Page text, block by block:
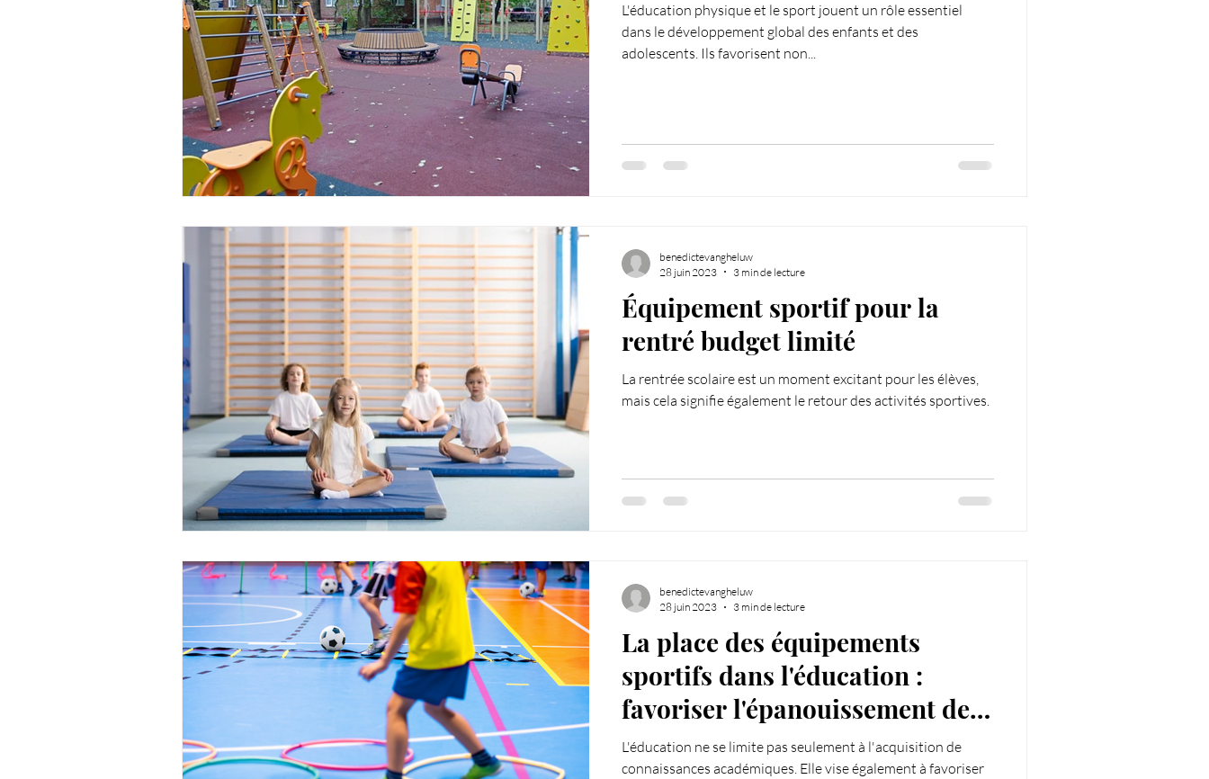
L'éducation physique et le sport jouent un rôle essentiel
dans le développement global des enfants et des
adolescents. Ils favorisent non...
Équipement sportif pour la
rentré budget limité
La rentrée scolaire est un moment excitant pour les élèves,
mais cela signifie également le retour des activités sportives.
benedictevangheluw
28 juin 2023
3 min de lecture
La place des équipements
sportifs dans l'éducation :
favoriser l'épanouissement des
élèves
L'éducation ne se limite pas seulement à l'acquisition de
connaissances académiques. Elle vise également à favoriser
benedictevangheluw
28 juin 2023
3 min de lecture